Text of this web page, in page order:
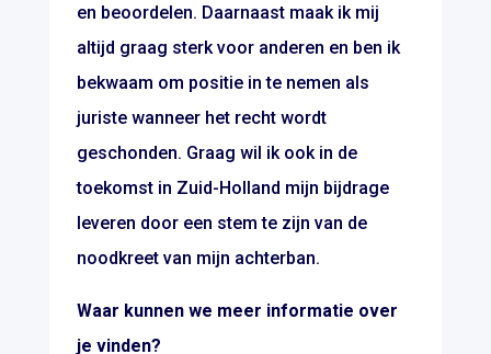
en beoordelen. Daarnaast maak ik mij
altijd graag sterk voor anderen en ben ik
bekwaam om positie in te nemen als
juriste wanneer het recht wordt
geschonden. Graag wil ik ook in de
toekomst in Zuid-Holland mijn bijdrage
leveren door een stem te zijn van de
noodkreet van mijn achterban.
Waar kunnen we meer informatie over
je vinden?